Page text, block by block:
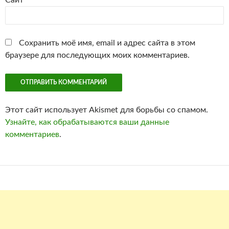
Сохранить моё имя, email и адрес сайта в этом
браузере для последующих моих комментариев.
Этот сайт использует Akismet для борьбы со спамом.
Узнайте, как обрабатываются ваши данные
комментариев.